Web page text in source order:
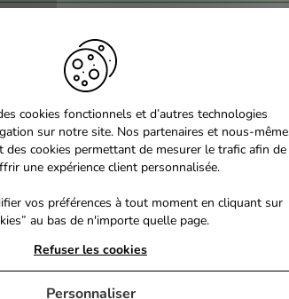
cookies fonctionnels et d’autres technologies
sur notre site. Nos partenaires et nous-
des cookies permettant de mesurer le trafic afin de
une expérience client personnalisée.
vos préférences à tout moment en cliquant sur
au bas de n'importe quelle page.
Refuser les cookies
Personnaliser